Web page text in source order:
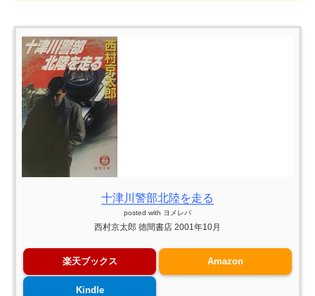
十津川警部北陸を走る
posted with ヨメレバ
西村京太郎 徳間書店 2001年10月
楽天ブックス Amazon
Kindle